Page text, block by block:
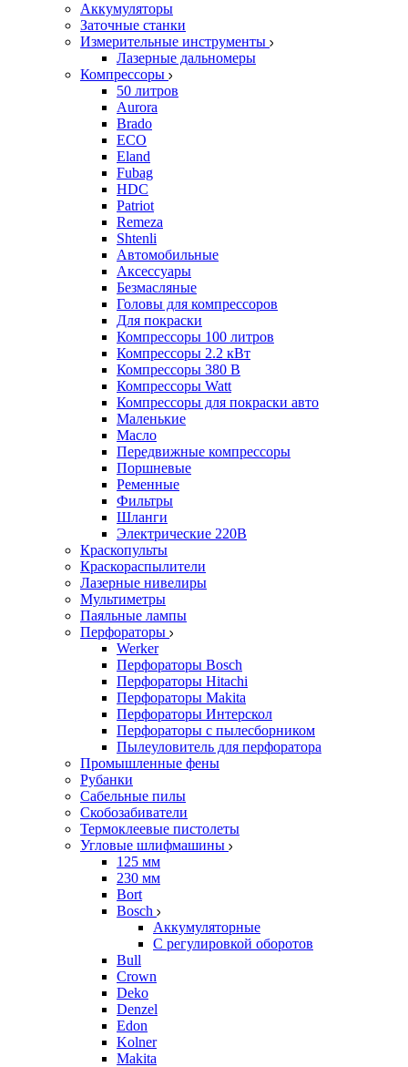
Аккумуляторы
Заточные станки
Измерительные инструменты
Лазерные дальномеры
Компрессоры
50 литров
Aurora
Brado
ECO
Eland
Fubag
HDC
Patriot
Remeza
Shtenli
Автомобильные
Аксессуары
Безмасляные
Головы для компрессоров
Для покраски
Компрессоры 100 литров
Компрессоры 2.2 кВт
Компрессоры 380 В
Компрессоры Watt
Компрессоры для покраски авто
Маленькие
Масло
Передвижные компрессоры
Поршневые
Ременные
Фильтры
Шланги
Электрические 220В
Краскопульты
Краскораспылители
Лазерные нивелиры
Мультиметры
Паяльные лампы
Перфораторы
Werker
Перфораторы Bosch
Перфораторы Hitachi
Перфораторы Makita
Перфораторы Интерскол
Перфораторы с пылесборником
Пылеуловитель для перфоратора
Промышленные фены
Рубанки
Сабельные пилы
Скобозабиватели
Термоклеевые пистолеты
Угловые шлифмашины
125 мм
230 мм
Bort
Bosch
Аккумуляторные
С регулировкой оборотов
Bull
Crown
Deko
Denzel
Edon
Kolner
Makita